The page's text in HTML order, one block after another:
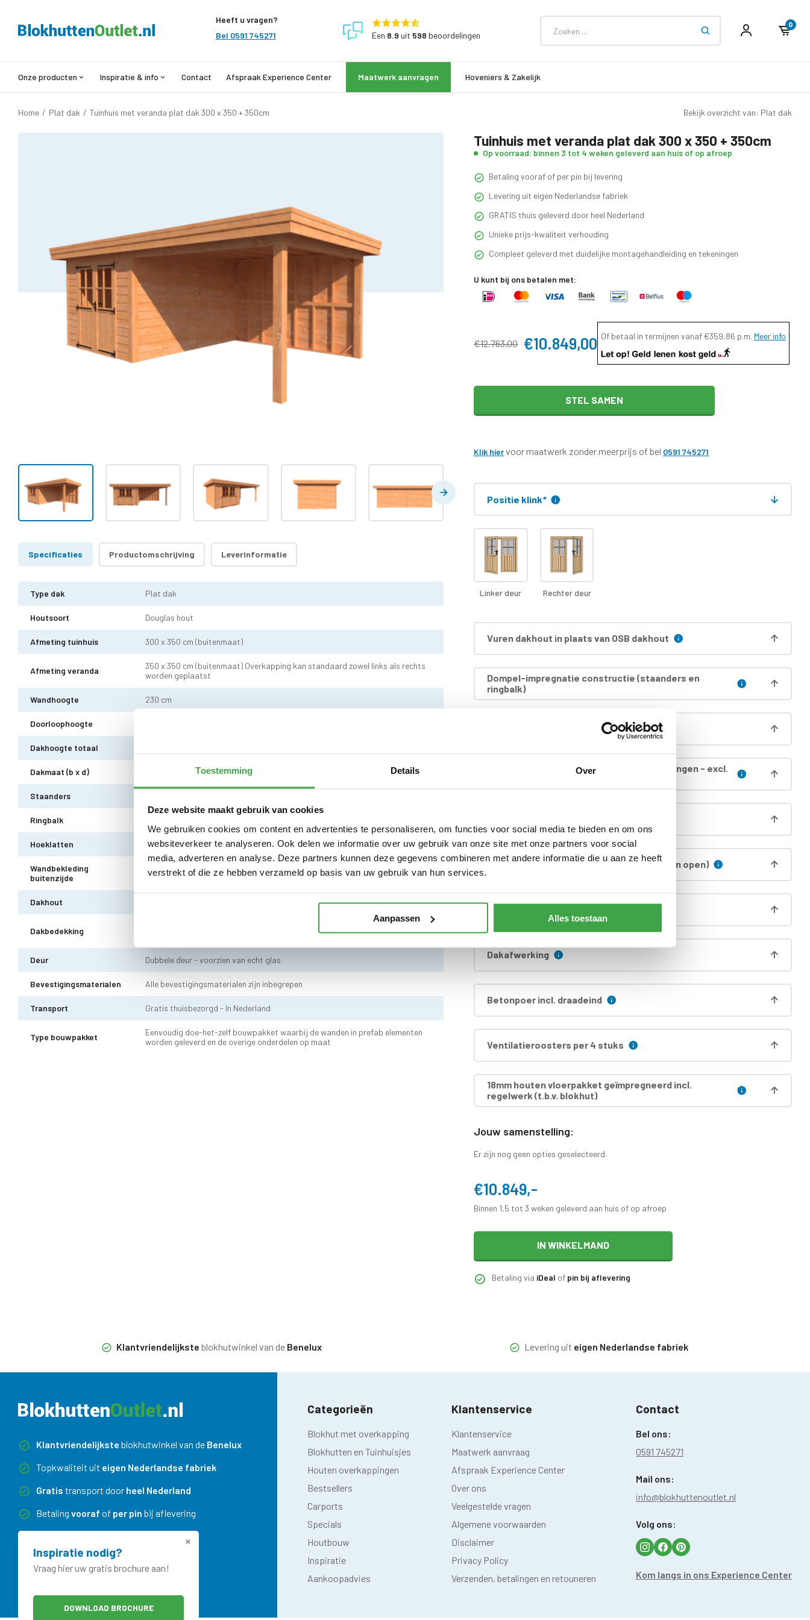
Toestemming Details Over
Deze website maakt gebruik van cookies
We gebruiken cookies om content en advertenties te personaliseren, om functies voor social media te bieden en om ons
websiteverkeer te analyseren. Ook delen we informatie over uw gebruik van onze site met onze partners voor social
media, adverteren en analyse. Deze partners kunnen deze gegevens combineren met andere informatie die u aan ze heeft
verstrekt of die ze hebben verzameld op basis van uw gebruik van hun services.
Aanpassen Alles toestaan
Inspiratie nodig?
Vraag hier uw gratis brochure aan!
DOWNLOAD BROCHURE
Heeft u vragen?
Bel 0591 745271
Een 8.9 uit 598 beoordelingen
0
Onze producten Inspiratie & info Contact Afspraak Experience Center Maatwerk aanvragen Hoveniers & Zakelijk
Home / Plat dak / Tuinhuis met veranda plat dak 300 x 350 + 350cm Bekijk overzicht van: Plat dak
Specificaties Productomschrijving Leverinformatie
Type dak Plat dak
Houtsoort Douglas hout
Afmeting tuinhuis 300 x 350 cm (buitenmaat)
Afmeting veranda
350 x 350 cm (buitenmaat) Overkapping kan standaard zowel links als rechts
worden geplaatst
Wandhoogte 230 cm
Doorloophoogte
Dakhoogte totaal
Dakmaat (b x d)
Staanders
Ringbalk
Hoeklatten Douglas hout 4 x 4 cm - 3 stuks
Wandbekleding
buitenzijde
Douglas hout Zweeds rabat horizontaal
Dakhout
Dakbedekking
EPDM uit 1 stuk geleverd incl. kit, dak doorvoer en regenpijp tot aan maaiveld -
Deur Dubbele deur - voorzien van echt glas
Bevestigingsmaterialen Alle bevestigingsmaterialen zijn inbegrepen
Transport Gratis thuisbezorgd - In Nederland
Type bouwpakket
Eenvoudig doe-het-zelf bouwpakket waarbij de wanden in prefab elementen
worden geleverd en de overige onderdelen op maat
Tuinhuis met veranda plat dak 300 x 350 + 350cm
Op voorraad: binnen 3 tot 4 weken geleverd aan huis of op afroep
Betaling vooraf of per pin bij levering
Levering uit eigen Nederlandse fabriek
GRATIS thuis geleverd door heel Nederland
Unieke prijs-kwaliteit verhouding
Compleet geleverd met duidelijke montagehandleiding en tekeningen
U kunt bij ons betalen met:
€12.763,00 €10.849,00 Of betaal in termijnen vanaf €359,86 p.m. Meer info
STEL SAMEN
Klik hiervoor maatwerk zonder meerprijs of bel 0591 745271
Positie klink*
Linker deur Rechter deur
Vuren dakhout in plaats van OSB dakhout
Dompel-impregnatie constructie (staanders en
ringbalk)
Dompel-impregnatie wanden
Dompel-impregnatie dak (incl. boei & gordingen - excl.
Extra dichte zijwand (alleen voorzijde is dan open)
Dakafwerking
Betonpoer incl. draadeind
Ventilatieroosters per 4 stuks
18mm houten vloerpakket geïmpregneerd incl.
regelwerk (t.b.v. blokhut)
Jouw samenstelling:
Er zijn nog geen opties geselecteerd.
€10.849,-
Binnen 1,5 tot 3 weken geleverd aan huis of op afroep
IN WINKELMAND
Betaling via iDeal of pin bij aflevering
Klantvriendelijkste blokhutwinkel van de Benelux Levering uit eigen Nederlandse fabriek
Klantvriendelijkste blokhutwinkel van de Benelux
Topkwaliteit uit eigen Nederlandse fabriek
Gratis transport door heel Nederland
Betaling vooraf of per pin bij aflevering
Categorieën
Blokhut met overkapping
Blokhutten en Tuinhuisjes
Houten overkappingen
Bestsellers
Carports
Specials
Houtbouw
Inspiratie
Aankoopadvies
Klantenservice
Klantenservice
Maatwerk aanvraag
Afspraak Experience Center
Over ons
Veelgestelde vragen
Algemene voorwaarden
Disclaimer
Privacy Policy
Verzenden, betalingen en retouneren
Contact
Bel ons:
0591 745271
Mail ons:
info@blokhuttenoutlet.nl
Volg ons:
Kom langs in ons Experience Center